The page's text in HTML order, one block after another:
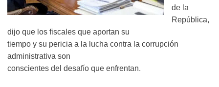
de la
República,
dijo que los fiscales que aportan su
tiempo y su pericia a la lucha contra la corrupción
administrativa son
conscientes del desafío que enfrentan.